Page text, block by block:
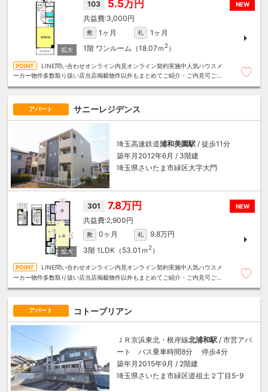
NEW
103 5.5万円
3,000円
敷 1ヶ月 礼
1ヶ月
1階 ワンルーム（18.07ｍ 2）
LINE問い合わせオンライン内見オンライン契約実施中人気ハウスメ
ーカー物件多数取り扱い店当店掲載物件以外もまとめてご紹介・ご内見可ご予
アパート サニーレジデンス
埼玉高速鉄道浦和美園駅 / 徒歩11分
築年月2012年6月 / 3階建
埼玉県さいたま市緑区大字大門
NEW
301 7.8万円
2,900円
敷 0ヶ月 礼
9.8万円
3階 1LDK（53.01ｍ 2）
LINE問い合わせオンライン内見オンライン契約実施中人気ハウスメ
ーカー物件多数取り扱い店当店掲載物件以外もまとめてご紹介・ご内見可ご予
アパート コトーブリアン
ＪＲ京浜東北・根岸線北浦和駅 / 市営アパ
ート バス乗車時間8分 停歩4分
築年月2015年9月 / 2階建
埼玉県さいたま市緑区道祖土２丁目5-9